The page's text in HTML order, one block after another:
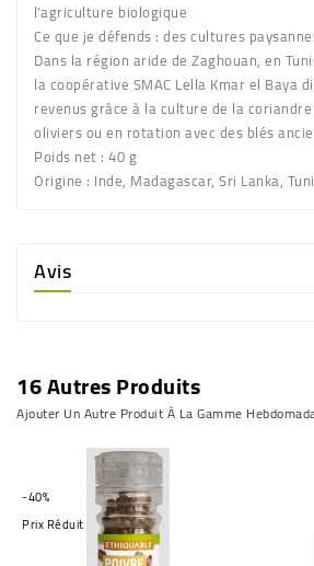
l'agriculture biologique
Ce que je défends : des cultures
Dans la région aride de Zaghouan, en
la coopérative SMAC Lella Kmar el Baya
revenus grâce à la culture de la
oliviers ou en rotation avec des blés
Poids net : 40 g
Origine : Inde, Madagascar, Sri Lanka,
Avis
16 Autres Produits
Ajouter Un Autre Produit À La Gamme
-40%
Prix Réduit